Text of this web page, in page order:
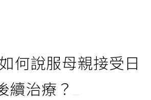
何說服母親接受日
續治療？